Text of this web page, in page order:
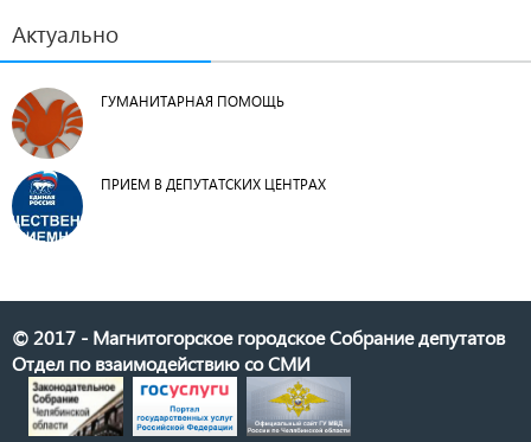
Актуально
ГУМАНИТАРНАЯ ПОМОЩЬ
ПРИЕМ В ДЕПУТАТСКИХ ЦЕНТРАХ
© 2017 - Магнитогорское городское Собрание депутатов
Отдел по взаимодействию со СМИ